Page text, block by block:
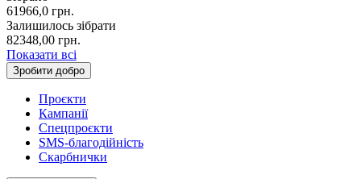
61966,0 грн.
Залишилось зібрати
82348,00 грн.
Показати всі
Зробити добро
Проєкти
Кампанії
Спецпроєкти
SMS-благодійність
Скарбнички